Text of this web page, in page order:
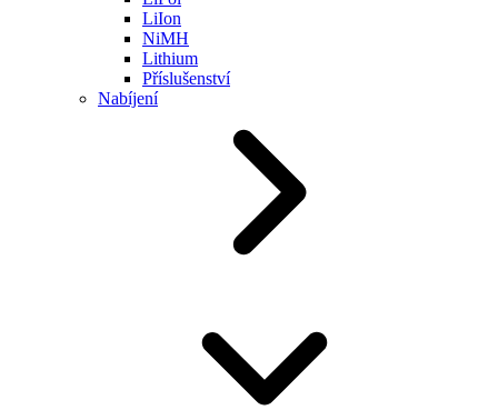
LiIon
NiMH
Lithium
Příslušenství
Nabíjení